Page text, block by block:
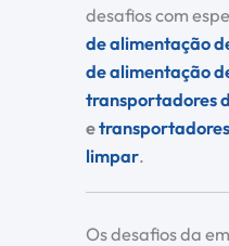
desafios com
de alimentação
de alimentação
transportadores
e
limpar.
Os desafios da